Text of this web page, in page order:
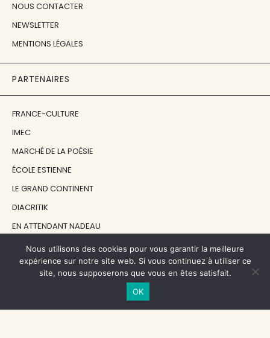
NOUS CONTACTER
NEWSLETTER
MENTIONS LÉGALES
PARTENAIRES
FRANCE-CULTURE
IMEC
MARCHÉ DE LA POÉSIE
ÉCOLE ESTIENNE
LE GRAND CONTINENT
DIACRITIK
EN ATTENDANT NADEAU
NOS SOUTIENS
Nous utilisons des cookies pour vous garantir la meilleure
expérience sur notre site web. Si vous continuez à utiliser ce
site, nous supposerons que vous en êtes satisfait.
OK